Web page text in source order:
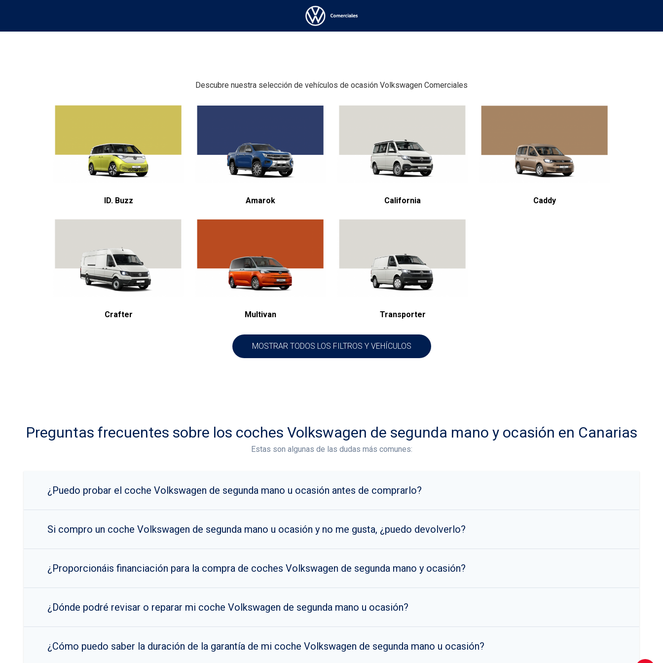
Descubre nuestra selección de vehículos de ocasión Volkswagen Comerciales
ID. Buzz Amarok California Caddy
Crafter Multivan Transporter
MOSTRAR TODOS LOS FILTROS Y VEHÍCULOS
Preguntas frecuentes sobre los coches Volkswagen de segunda mano y ocasión en Canarias
Estas son algunas de las dudas más comunes:
¿Puedo probar el coche Volkswagen de segunda mano u ocasión antes de comprarlo?
Si compro un coche Volkswagen de segunda mano u ocasión y no me gusta, ¿puedo devolverlo?
¿Proporcionáis financiación para la compra de coches Volkswagen de segunda mano y ocasión?
¿Dónde podré revisar o reparar mi coche Volkswagen de segunda mano u ocasión?
¿Cómo puedo saber la duración de la garantía de mi coche Volkswagen de segunda mano u ocasión?